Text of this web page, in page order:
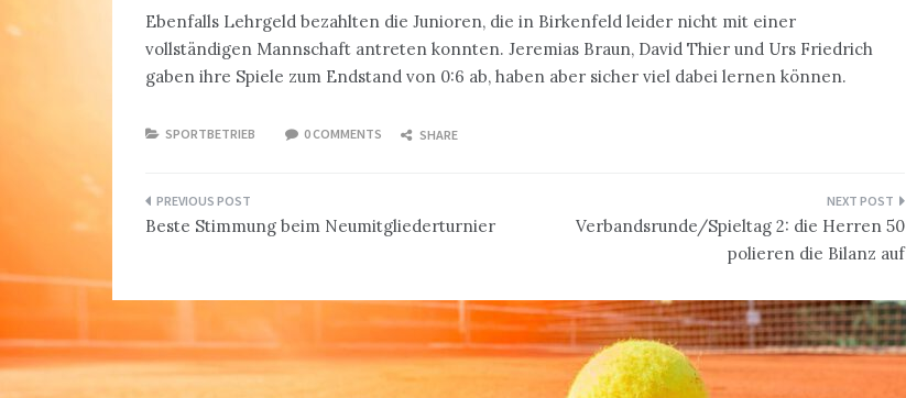
Ebenfalls Lehrgeld bezahlten die Junioren, die in Birkenfeld leider nicht mit einer
vollständigen Mannschaft antreten konnten. Jeremias Braun, David Thier und Urs Friedrich
gaben ihre Spiele zum Endstand von 0:6 ab, haben aber sicher viel dabei lernen können.
SPORTBETRIEB 0 COMMENTS SHARE
Beitragsnavigation
Beste Stimmung beim Neumitgliederturnier
Verbandsrunde/Spieltag 2: die Herren 50
polieren die Bilanz auf